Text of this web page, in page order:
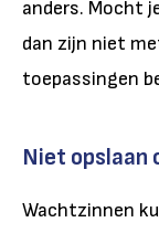
anders. Mocht
dan zijn niet
toepassingen
Niet opslaan
Wachtzinnen